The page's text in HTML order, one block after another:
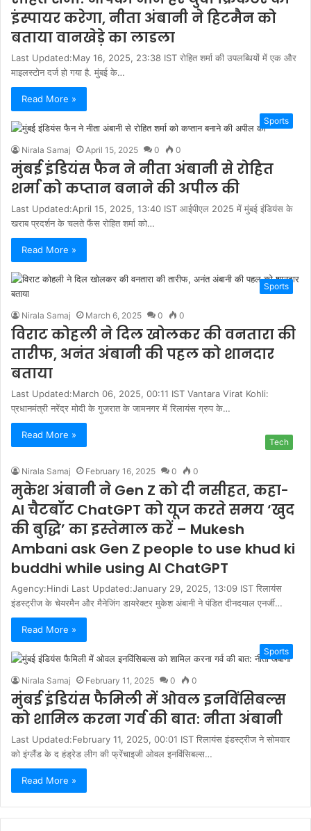
इंस्पायर करेगा, नीता अंबानी ने हिटमैन को
बताया वानखेड़े का लाडला
Last Updated:May 16, 2025, 23:38 IST रोहित शर्मा की उपलब्धियों में एक और
माइलस्टोन दर्ज हो गया है. मुंबई के…
Read More »
Sports
Nirala Samaj April 15, 2025 0 0
मुंबई इंडियंस फैन ने नीता अंबानी से रोहित
शर्मा को कप्तान बनाने की अपील की
Last Updated:April 15, 2025, 13:40 IST आईपीएल 2025 में मुंबई इंडियंस के
खराब प्रदर्शन के चलते फैंस रोहित शर्मा को…
Read More »
Sports
Nirala Samaj March 6, 2025 0 0
विराट कोहली ने दिल खोलकर की वनतारा की
तारीफ, अनंत अंबानी की पहल को शानदार
बताया
Last Updated:March 06, 2025, 00:11 IST Vantara Virat Kohli:
प्रधानमंत्री नरेंद्र मोदी के गुजरात के जामनगर में रिलायंस ग्रुप के…
Read More »
Tech
Nirala Samaj February 16, 2025 0 0
मुकेश अंबानी ने Gen Z को दी नस‍ीहत, कहा-
AI चैटबॉट ChatGPT को यूज करते समय ‘खुद
की बुद्धि’ का इस्‍तेमाल करें – Mukesh
Ambani ask Gen Z people to use khud ki
buddhi while using AI ChatGPT
Agency:Hindi Last Updated:January 29, 2025, 13:09 IST रिलायंस
इंडस्ट्रीज के चेयरमैन और मैनेजिंग डायरेक्टर मुकेश अंबानी ने पंडित दीनदयाल एनर्जी…
Read More »
Sports
Nirala Samaj February 11, 2025 0 0
मुंबई इंडियंस फैमिली में ओवल इनविंसिबल्स
को शामिल करना गर्व की बात: नीता अंबानी
Last Updated:February 11, 2025, 00:01 IST रिलायंस इंडस्ट्रीज ने सोमवार
को इंग्लैंड के द हंड्रेड लीग की फ्रेंचाइजी ओवल इनविंसिबल्स…
Read More »